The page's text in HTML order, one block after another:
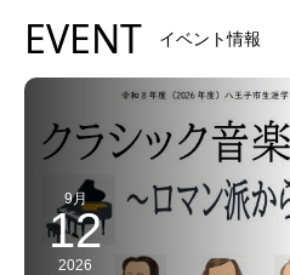
EVENT イベント情報
9月
12
2026